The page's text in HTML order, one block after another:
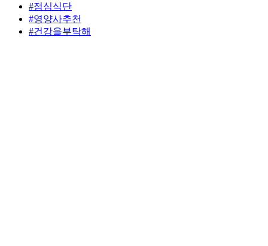
#점심식단
#영양사추천
#건강을부탁해